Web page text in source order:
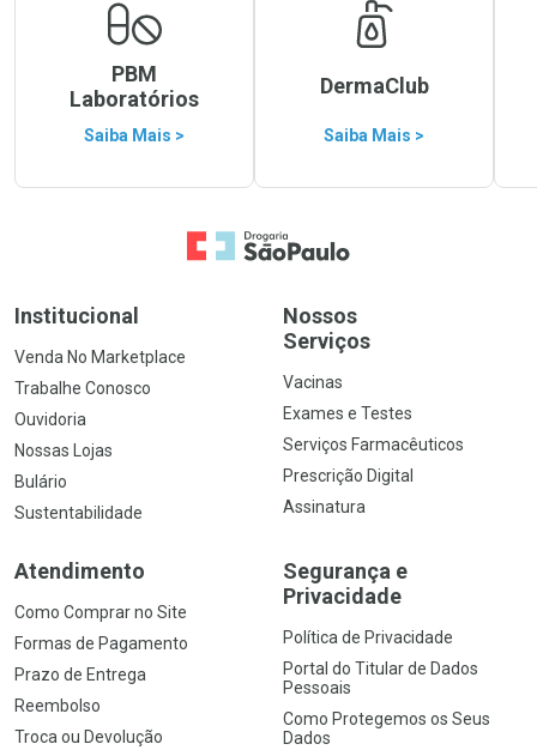
PBM
Laboratórios
Saiba Mais >
DermaClub
Saiba Mais >
Ir para a Home
Institucional
Venda No Marketplace
Trabalhe Conosco
Ouvidoria
Nossas Lojas
Bulário
Sustentabilidade
Nossos
Serviços
Vacinas
Exames e Testes
Serviços Farmacêuticos
Prescrição Digital
Assinatura
Atendimento
Como Comprar no Site
Formas de Pagamento
Prazo de Entrega
Reembolso
Troca ou Devolução
Segurança e
Privacidade
Política de Privacidade
Portal do Titular de Dados
Pessoais
Como Protegemos os Seus
Dados